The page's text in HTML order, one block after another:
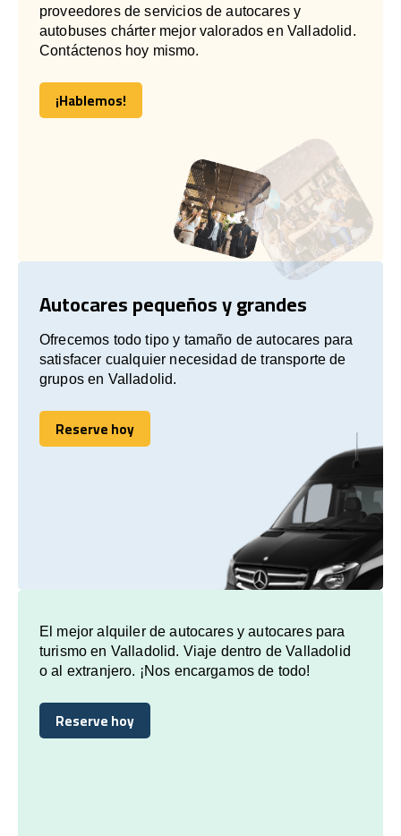
proveedores de servicios de autocares y
autobuses chárter mejor valorados en Valladolid.
Contáctenos hoy mismo.
¡Hablemos!
¡Hablemos!
Autocares pequeños y grandes
Ofrecemos todo tipo y tamaño de autocares para
satisfacer cualquier necesidad de transporte de
grupos en Valladolid.
Reserve hoy
Reserve hoy
El mejor alquiler de autocares y autocares para
turismo en Valladolid. Viaje dentro de Valladolid
o al extranjero. ¡Nos encargamos de todo!
Reserve hoy
Reserve hoy